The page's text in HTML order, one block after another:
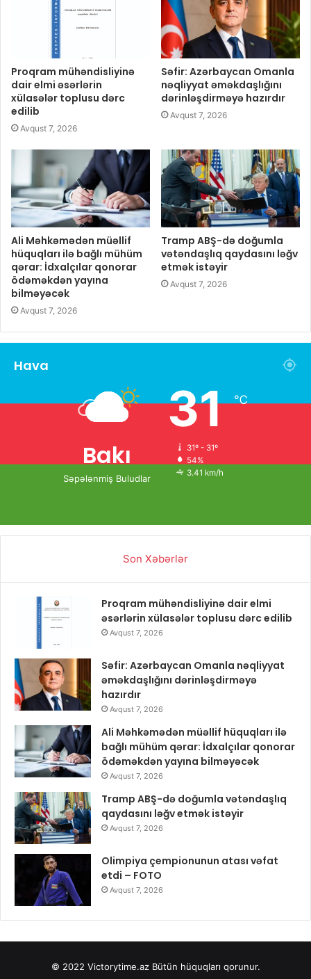
Proqram mühəndisliyinə
dair elmi əsərlərin
xülasələr toplusu dərc
edilib
Avqust 7, 2026
Səfir: Azərbaycan Omanla
nəqliyyat əməkdaşlığını
dərinləşdirməyə hazırdır
Avqust 7, 2026
Ali Məhkəmədən müəllif
hüquqları ilə bağlı mühüm
qərar: İdxalçılar qonorar
ödəməkdən yayına
bilməyəcək
Avqust 7, 2026
Tramp ABŞ-də doğumla
vətəndaşlıq qaydasını ləğv
etmək istəyir
Avqust 7, 2026
Hava
Bakı
Səpələnmiş Buludlar
31℃
31º - 31º
54%
3.41 km/h
Son Xəbərlər
Proqram mühəndisliyinə dair elmi
əsərlərin xülasələr toplusu dərc edilib
Avqust 7, 2026
Səfir: Azərbaycan Omanla nəqliyyat
əməkdaşlığını dərinləşdirməyə
hazırdır
Avqust 7, 2026
Ali Məhkəmədən müəllif hüquqları ilə
bağlı mühüm qərar: İdxalçılar qonorar
ödəməkdən yayına bilməyəcək
Avqust 7, 2026
Tramp ABŞ-də doğumla vətəndaşlıq
qaydasını ləğv etmək istəyir
Avqust 7, 2026
Olimpiya çempionunun atası vəfat
etdi – FOTO
Avqust 7, 2026
© 2022 Victorytime.azBütün hüquqları qorunur.